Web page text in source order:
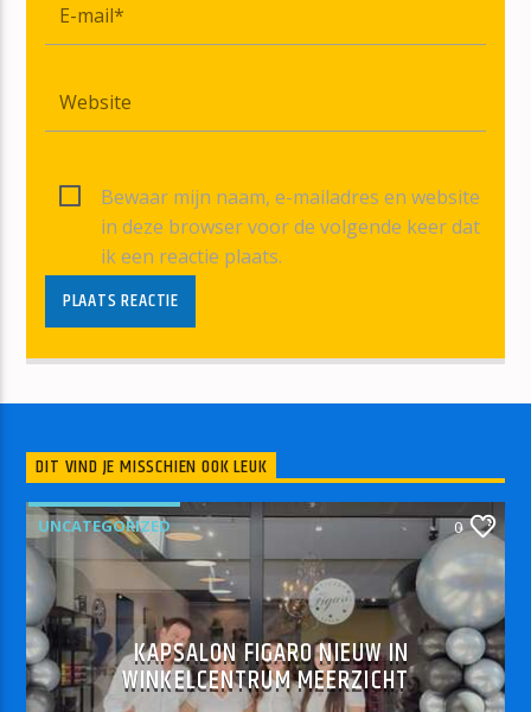
Bewaar mijn naam, e-mailadres en website
in deze browser voor de volgende keer dat
ik een reactie plaats.
DIT VIND JE MISSCHIEN OOK LEUK
UNCATEGORIZED 0
KAPSALON FIGARO NIEUW IN
WINKELCENTRUM MEERZICHT